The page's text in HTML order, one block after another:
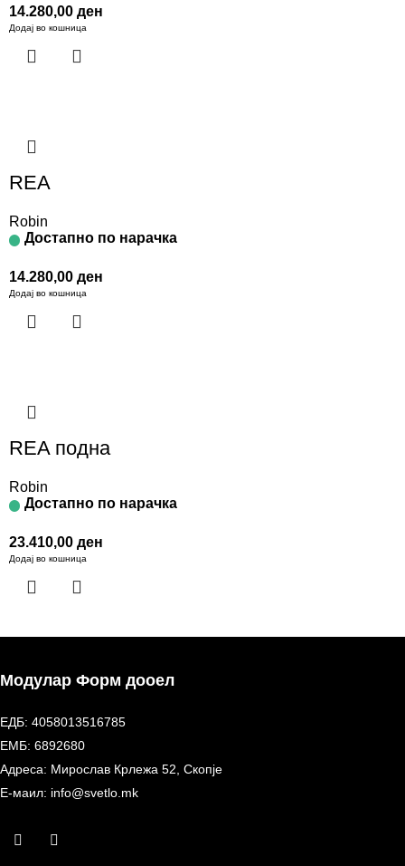
14.280,00 ден
Додај во кошница
REA
Robin
Достапно по нарачка
14.280,00 ден
Додај во кошница
REA подна
Robin
Достапно по нарачка
23.410,00 ден
Додај во кошница
Модулар Форм дооел
ЕДБ: 4058013516785
ЕМБ: 6892680
Адреса: Мирослав Крлежа 52, Скопје
Е-маил: info@svetlo.mk